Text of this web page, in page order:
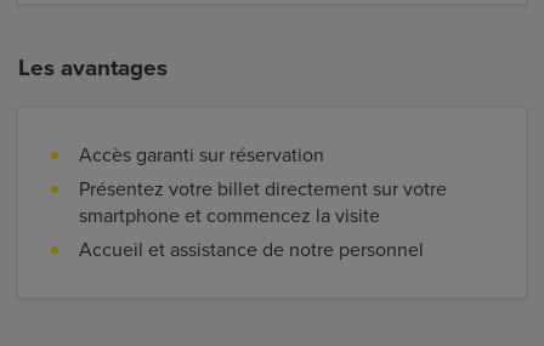
Les avantages
Accès garanti sur réservation
Présentez votre billet directement sur votre
smartphone et commencez la visite
Accueil et assistance de notre personnel